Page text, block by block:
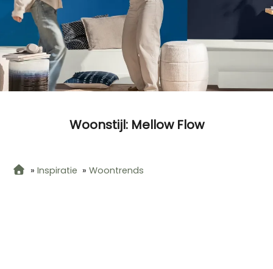
Woonstijl: Mellow Flow
» Inspiratie » Woontrends